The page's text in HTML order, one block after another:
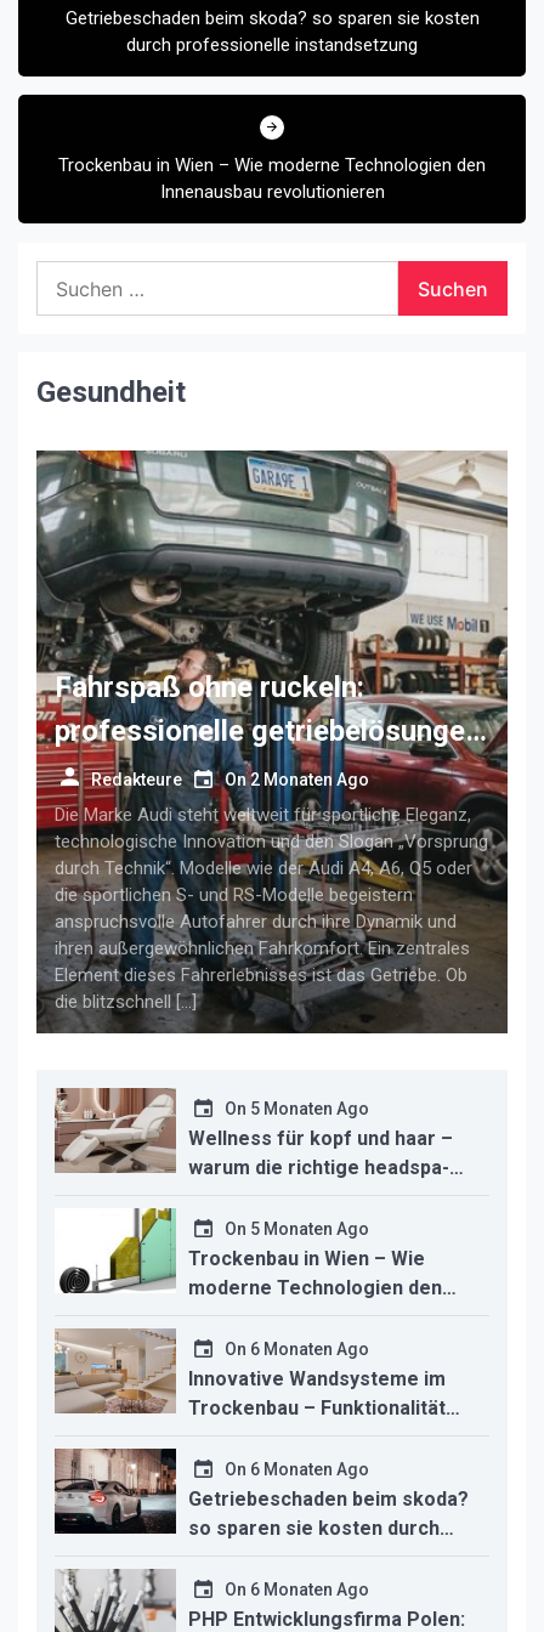
Getriebeschaden beim skoda? so sparen sie kosten
durch professionelle instandsetzung
Trockenbau in Wien – Wie moderne Technologien den
Innenausbau revolutionieren
nach:
Gesundheit
Fahrspaß ohne ruckeln:
professionelle getriebelösungen
für anspruchsvolle audi-fahrer
Redakteure On2 Monaten Ago
Die Marke Audi steht weltweit für sportliche Eleganz,
technologische Innovation und den Slogan „Vorsprung
durch Technik“. Modelle wie der Audi A4, A6, Q5 oder
die sportlichen S- und RS-Modelle begeistern
anspruchsvolle Autofahrer durch ihre Dynamik und
ihren außergewöhnlichen Fahrkomfort. Ein zentrales
Element dieses Fahrerlebnisses ist das Getriebe. Ob
die blitzschnell […]
On 5 Monaten Ago
Wellness für kopf und haar –
warum die richtige headspa-
liege den unterschied für ihr
studio macht
On 5 Monaten Ago
Trockenbau in Wien – Wie
moderne Technologien den
Innenausbau revolutionieren
On 6 Monaten Ago
Innovative Wandsysteme im
Trockenbau – Funktionalität
trifft modernes Design
On 6 Monaten Ago
Getriebeschaden beim skoda?
so sparen sie kosten durch
professionelle instandsetzung
On 6 Monaten Ago
PHP Entwicklungsfirma Polen: